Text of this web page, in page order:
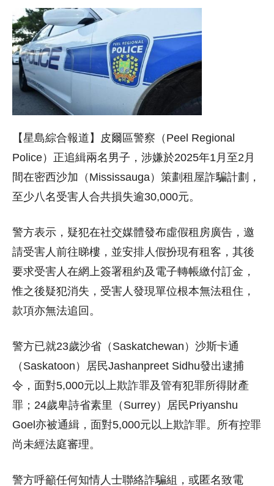
【星島綜合報道】皮爾區警察（Peel Regional
Police）正追緝兩名男子，涉嫌於2025年1月至2月
間在密西沙加（Mississauga）策劃租屋詐騙計劃，
至少八名受害人合共損失逾30,000元。
警方表示，疑犯在社交媒體發布虛假租房廣告，邀
請受害人前往睇樓，並安排人假扮現有租客，其後
要求受害人在網上簽署租約及電子轉帳繳付訂金，
惟之後疑犯消失，受害人發現單位根本無法租住，
款項亦無法追回。
警方已就23歲沙省（Saskatchewan）沙斯卡通
（Saskatoon）居民Jashanpreet Sidhu發出逮捕
令，面對5,000元以上欺詐罪及管有犯罪所得財產
罪；24歲卑詩省素里（Surrey）居民Priyanshu
Goel亦被通緝，面對5,000元以上欺詐罪。所有控罪
尚未經法庭審理。
警方呼籲任何知情人士聯絡詐騙組，或匿名致電